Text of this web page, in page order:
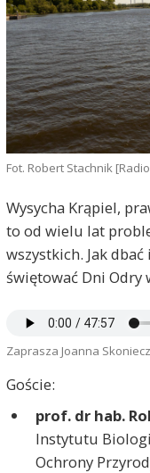
Fot. Robert Stachnik
Wysycha Krąpiel,
to od wielu lat
wszystkich. Jak dbać
świętować Dni Odry
Zaprasza Joanna
Goście:
prof. dr hab.
Instytutu
Ochrony